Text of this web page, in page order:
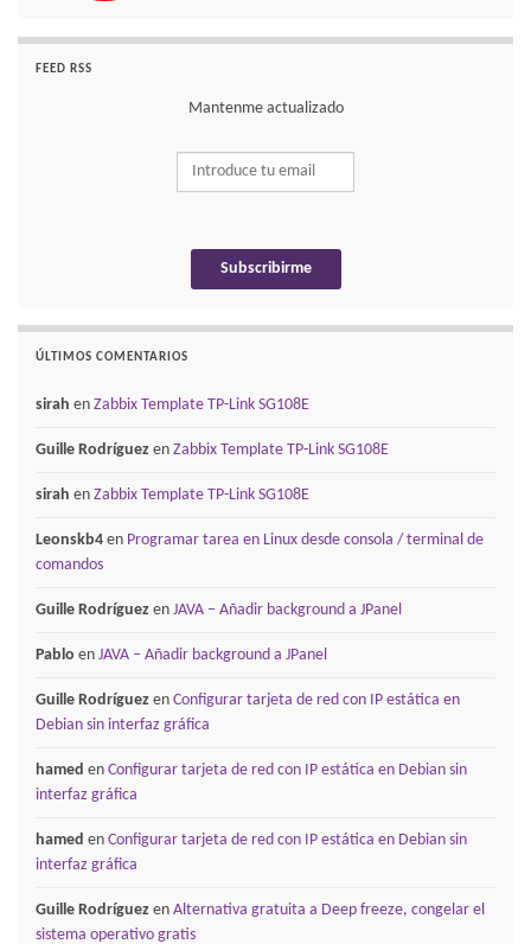
FEED RSS
Mantenme actualizado
ÚLTIMOS COMENTARIOS
sirah en Zabbix Template TP-Link SG108E
Guille Rodríguez en Zabbix Template TP-Link SG108E
sirah en Zabbix Template TP-Link SG108E
Leonskb4 en Programar tarea en Linux desde consola / terminal de
comandos
Guille Rodríguez en JAVA – Añadir background a JPanel
Pablo en JAVA – Añadir background a JPanel
Guille Rodríguez en Configurar tarjeta de red con IP estática en
Debian sin interfaz gráfica
hamed en Configurar tarjeta de red con IP estática en Debian sin
interfaz gráfica
hamed en Configurar tarjeta de red con IP estática en Debian sin
interfaz gráfica
Guille Rodríguez en Alternativa gratuita a Deep freeze, congelar el
sistema operativo gratis